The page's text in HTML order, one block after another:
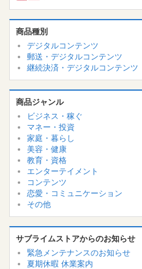
商品種別
デジタルコンテンツ
郵送・デジタルコンテンツ
継続決済・デジタルコンテンツ
商品ジャンル
ビジネス・稼ぐ
マネー・投資
家庭・暮らし
美容・健康
教育・資格
エンターテイメント
コンテンツ
恋愛・コミュニケーション
その他
サブライムストアからのお知らせ
緊急メンテナンスのお知らせ
夏期休暇 休業案内